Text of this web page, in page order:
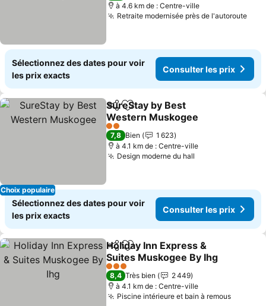
à 4.6 km de : Centre-ville
Retraite modernisée près de l'autoroute
Sélectionnez des dates pour voir
les prix exacts
Consulter les prix
Choix populaire
PartagerAjouter à mes favoris
SureStay by Best
Western Muskogee
Consulter les prix
2 Étoiles
7,8 Bien
1 623
à 4.1 km de : Centre-ville
Design moderne du hall
Sélectionnez des dates pour voir
les prix exacts
Consulter les prix
PartagerAjouter à mes favoris
Holiday Inn Express &
Suites Muskogee By Ihg
Consulter les prix
3 Étoiles
8,4 Très bien
2 449
à 4.1 km de : Centre-ville
Piscine intérieure et bain à remous